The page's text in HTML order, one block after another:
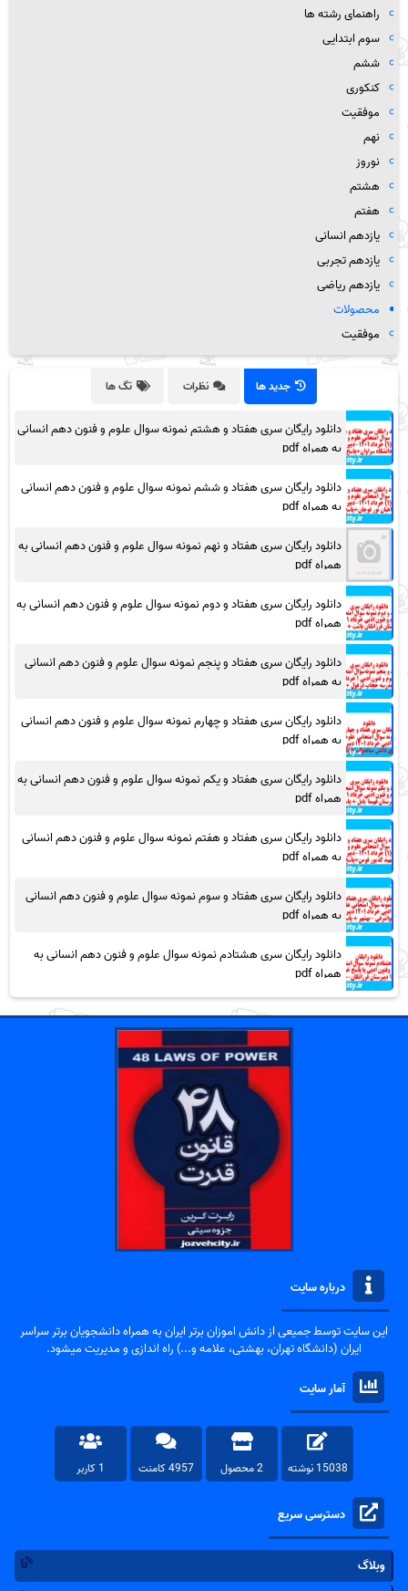
راهنمای رشته ها
سوم ابتدایی
ششم
کنکوری
موفقیت
نهم
نوروز
هشتم
هفتم
یازدهم انسانی
یازدهم تجربی
یازدهم ریاضی
محصولات
موفقیت
جدید ها نظرات تگ ها
دانلود رایگان سری هفتاد و هشتم نمونه سوال علوم و فنون دهم انسانی
به همراه pdf
دانلود رایگان سری هفتاد و ششم نمونه سوال علوم و فنون دهم انسانی
به همراه pdf
دانلود رایگان سری هفتاد و نهم نمونه سوال علوم و فنون دهم انسانی به
همراه pdf
دانلود رایگان سری هفتاد و دوم نمونه سوال علوم و فنون دهم انسانی به
همراه pdf
دانلود رایگان سری هفتاد و پنجم نمونه سوال علوم و فنون دهم انسانی
به همراه pdf
دانلود رایگان سری هفتاد و چهارم نمونه سوال علوم و فنون دهم انسانی
به همراه pdf
دانلود رایگان سری هفتاد و یکم نمونه سوال علوم و فنون دهم انسانی به
همراه pdf
دانلود رایگان سری هفتاد و هفتم نمونه سوال علوم و فنون دهم انسانی
به همراه pdf
دانلود رایگان سری هفتاد و سوم نمونه سوال علوم و فنون دهم انسانی
به همراه pdf
دانلود رایگان سری هشتادم نمونه سوال علوم و فنون دهم انسانی به
همراه pdf
درباره سایت
این سایت توسط جمیعی از دانش اموزان برتر ایران به همراه دانشجویان برتر سراسر
ایران (دانشگاه تهران، بهشتی، علامه و...) راه اندازی و مدیریت میشود.
آمار سایت
15038 نوشته 2 محصول 4957 کامنت 1 کاربر
دسترسی سریع
وبلاگ